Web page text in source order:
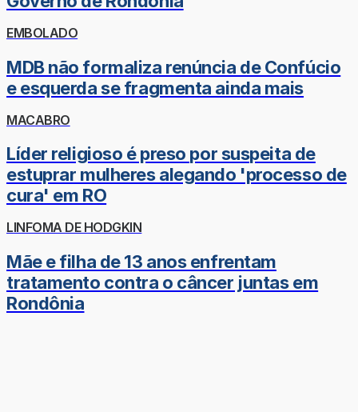
EMBOLADO
MDB não formaliza renúncia de Confúcio
e esquerda se fragmenta ainda mais
MACABRO
Líder religioso é preso por suspeita de
estuprar mulheres alegando 'processo de
cura' em RO
LINFOMA DE HODGKIN
Mãe e filha de 13 anos enfrentam
tratamento contra o câncer juntas em
Rondônia